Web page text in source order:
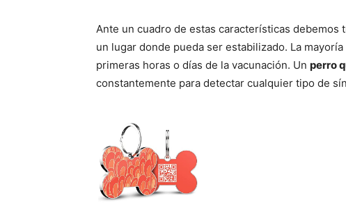
Ante un cuadro de estas características
un lugar donde pueda ser estabilizado. La
primeras horas o días de la vacunación. Un perro
constantemente para detectar cualquier tipo de